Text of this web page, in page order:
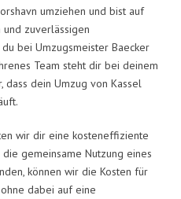
umziehen und bist auf
zuverlässigen
bei Umzugsmeister Baecker
Team steht dir bei deinem
dein Umzug von Kassel
wir dir eine kosteneffiziente
gemeinsame Nutzung eines
können wir die Kosten für
dabei auf eine